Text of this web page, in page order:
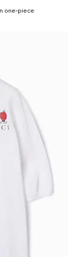
one-piece